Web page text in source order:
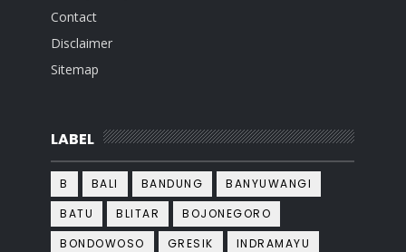
Contact
Disclaimer
Sitemap
LABEL
B BALI BANDUNG
BANYUWANGI
BATU
BLITAR
BOJONEGORO
BONDOWOSO
GRESIK
INDRAMAYU